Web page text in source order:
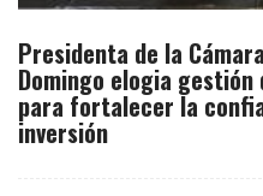
Presidenta de la
Domingo elogia
para fortalecer la
inversión